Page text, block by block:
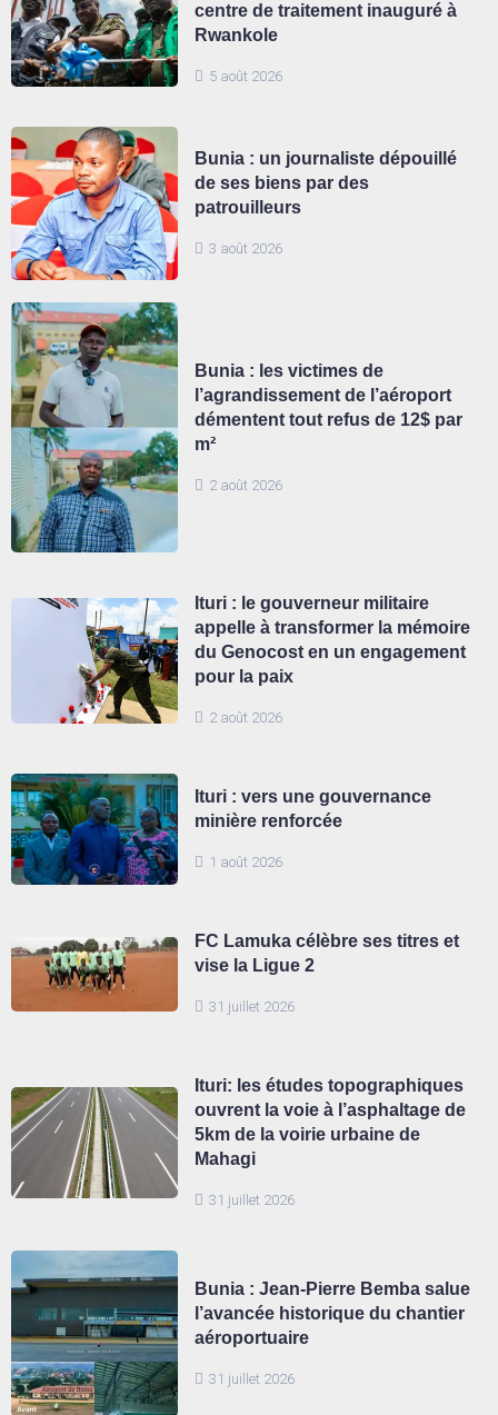
5 août 2026
centre de traitement inauguré à
Rwankole
3 août 2026
Bunia : un journaliste dépouillé
de ses biens par des
patrouilleurs
2 août 2026
Bunia : les victimes de
l’agrandissement de l’aéroport
démentent tout refus de 12$ par
m²
2 août 2026
Ituri : le gouverneur militaire
appelle à transformer la mémoire
du Genocost en un engagement
pour la paix
1 août 2026
Ituri : vers une gouvernance
minière renforcée
31 juillet 2026
FC Lamuka célèbre ses titres et
vise la Ligue 2
31 juillet 2026
Ituri: les études topographiques
ouvrent la voie à l’asphaltage de
5km de la voirie urbaine de
Mahagi
31 juillet 2026
Bunia : Jean-Pierre Bemba salue
l’avancée historique du chantier
aéroportuaire